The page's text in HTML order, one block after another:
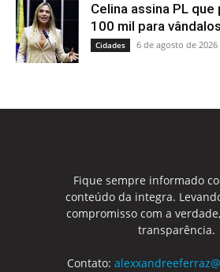
Celina assina PL
100 mil para
Cidades 6 de agosto de 2026
Fique sempre informado
conteúdo da integra.
compromisso com a
transparência.
Contato: